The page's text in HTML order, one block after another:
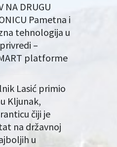
NA DRUGU
Pametna i
tehnologija u
–
platforme
Lasić primio
Kljunak,
čiji je
na državnoj
u